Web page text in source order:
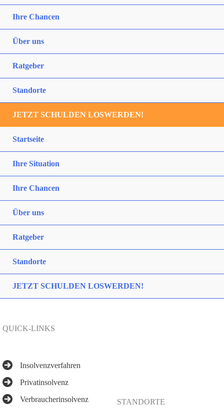
Ihre Chancen
Über uns
Ratgeber
Standorte
JETZT SCHULDEN LOSWERDEN!
Startseite
Ihre Situation
Ihre Chancen
Über uns
Ratgeber
Standorte
JETZT SCHULDEN LOSWERDEN!
QUICK-LINKS
Insolvenzverfahren
Privatinsolvenz
Verbraucherinsolvenz
STANDORTE